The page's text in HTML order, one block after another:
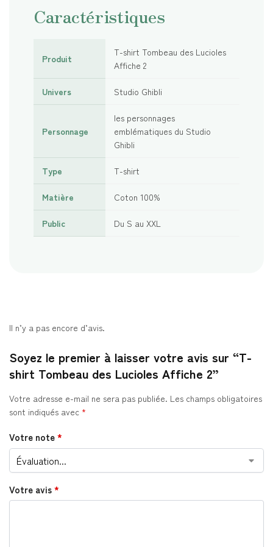
Caractéristiques
Produit
T-shirt Tombeau des Lucioles
Affiche 2
Univers Studio Ghibli
Personnage
les personnages
emblématiques du Studio
Ghibli
Type T-shirt
Matière Coton 100%
Public Du S au XXL
Il n’y a pas encore d’avis.
Soyez le premier à laisser votre avis sur “T-
shirt Tombeau des Lucioles Affiche 2”
Votre adresse e-mail ne sera pas publiée. Les champs obligatoires
sont indiqués avec *
Votre note*
Votre avis*